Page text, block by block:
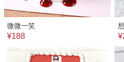
微微一笑
¥188